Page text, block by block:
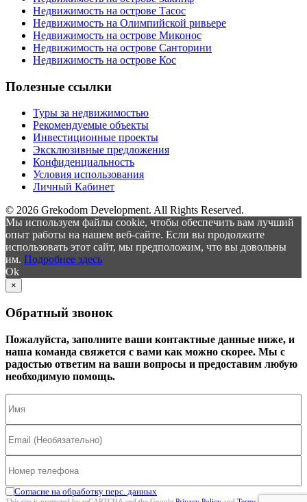
Недвижимость на острове Тасос
Недвижимость на Олимпийской ривьере
Недвижимость на острове Миконос
Недвижимость на острове Санторини
Недвижимость на острове Кос
Полезные ссылки
Туры за недвижимостью
Рекомендуемые объекты
Инвестиционные проекты
Эксклюзивные предложения
Конфиденциальность
Условия использования
Личный Кабинет
© 2026 Grekodom Development. All Rights Reserved.
Мы используем файлы cookie, чтобы обеспечить вам лучший
опыт работы на нашем веб-сайте. Если вы продолжите
использовать этот сайт, мы предположим, что вы довольны
им. Подробнее здесь
Ok
×
Обратный звонок
Пожалуйста, заполните ваши контактные данные ниже, и
наша команда свяжется с вами как можно скорее. Мы с
радостью ответим на ваши вопросы и предоставим любую
необходимую помощь.
Согласие на обработку перс. данных